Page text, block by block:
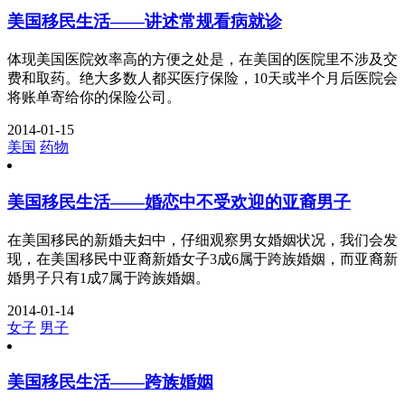
美国移民生活——讲述常规看病就诊
体现美国医院效率高的方便之处是，在美国的医院里不涉及交
费和取药。绝大多数人都买医疗保险，10天或半个月后医院会
将账单寄给你的保险公司。
2014-01-15
美国 药物
美国移民生活——婚恋中不受欢迎的亚裔男子
在美国移民的新婚夫妇中，仔细观察男女婚姻状况，我们会发
现，在美国移民中亚裔新婚女子3成6属于跨族婚姻，而亚裔新
婚男子只有1成7属于跨族婚姻。
2014-01-14
女子 男子
美国移民生活——跨族婚姻